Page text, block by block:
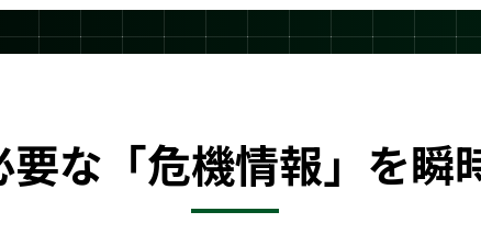
要な「危機情報」を瞬